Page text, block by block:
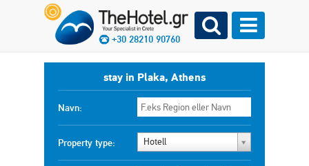
+30 28210 90760
stay in Plaka, Athens
Navn:
Property type: Hotell